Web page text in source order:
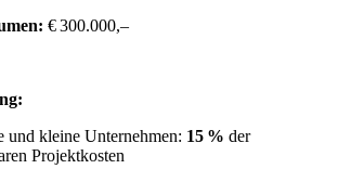
€ 300.000,–
und kleine Unternehmen: 15 % der
Projektkosten